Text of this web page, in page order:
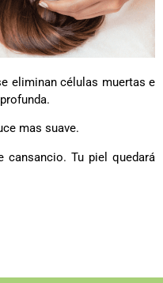
eliminan células muertas e
mas suave.
cansancio. Tu piel quedará